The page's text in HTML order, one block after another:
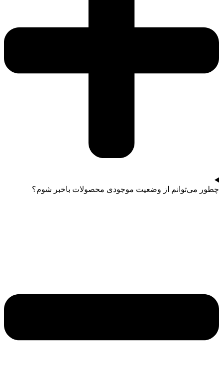
چطور می‌توانم از وضعیت موجودی محصولات باخبر شوم؟